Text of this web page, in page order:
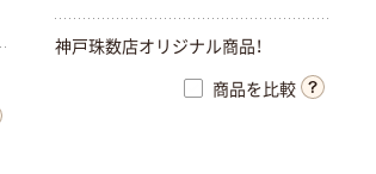
神戸珠数店オリジナル商品！
商品を比較